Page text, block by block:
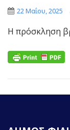
22 Μαΐου, 2025
Η πρόσκληση